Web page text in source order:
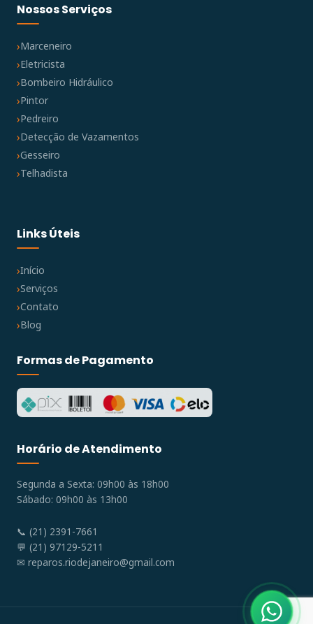
Nossos Serviços
Marceneiro
Eletricista
Bombeiro Hidráulico
Pintor
Pedreiro
Detecção de Vazamentos
Gesseiro
Telhadista
Links Úteis
Início
Serviços
Contato
Blog
Formas de Pagamento
Horário de Atendimento
Segunda a Sexta: 09h00 às 18h00
Sábado: 09h00 às 13h00
📞 (21) 2391-7661
💬 (21) 97129-5211
✉ reparos.riodejaneiro@gmail.com